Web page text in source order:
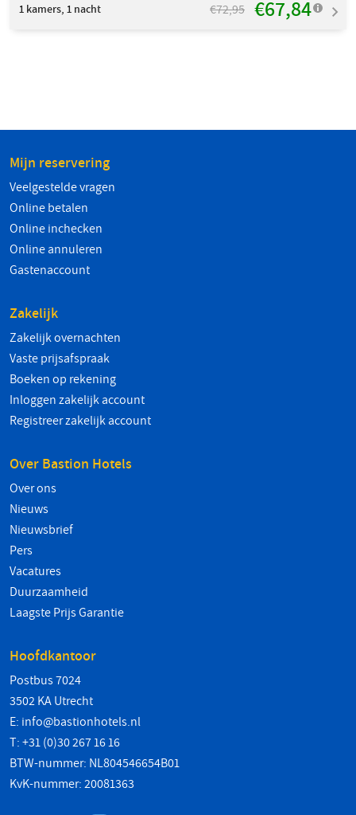
1 kamers, 1 nacht €72,95 €67,84
Mijn reservering
Veelgestelde vragen
Online betalen
Online inchecken
Online annuleren
Gastenaccount
Zakelijk
Zakelijk overnachten
Vaste prijsafspraak
Boeken op rekening
Inloggen zakelijk account
Registreer zakelijk account
Over Bastion Hotels
Over ons
Nieuws
Nieuwsbrief
Pers
Vacatures
Duurzaamheid
Laagste Prijs Garantie
Hoofdkantoor
Postbus 7024
3502 KA Utrecht
E: info@bastionhotels.nl
T: +31 (0)30 267 16 16
BTW-nummer: NL804546654B01
KvK-nummer: 20081363